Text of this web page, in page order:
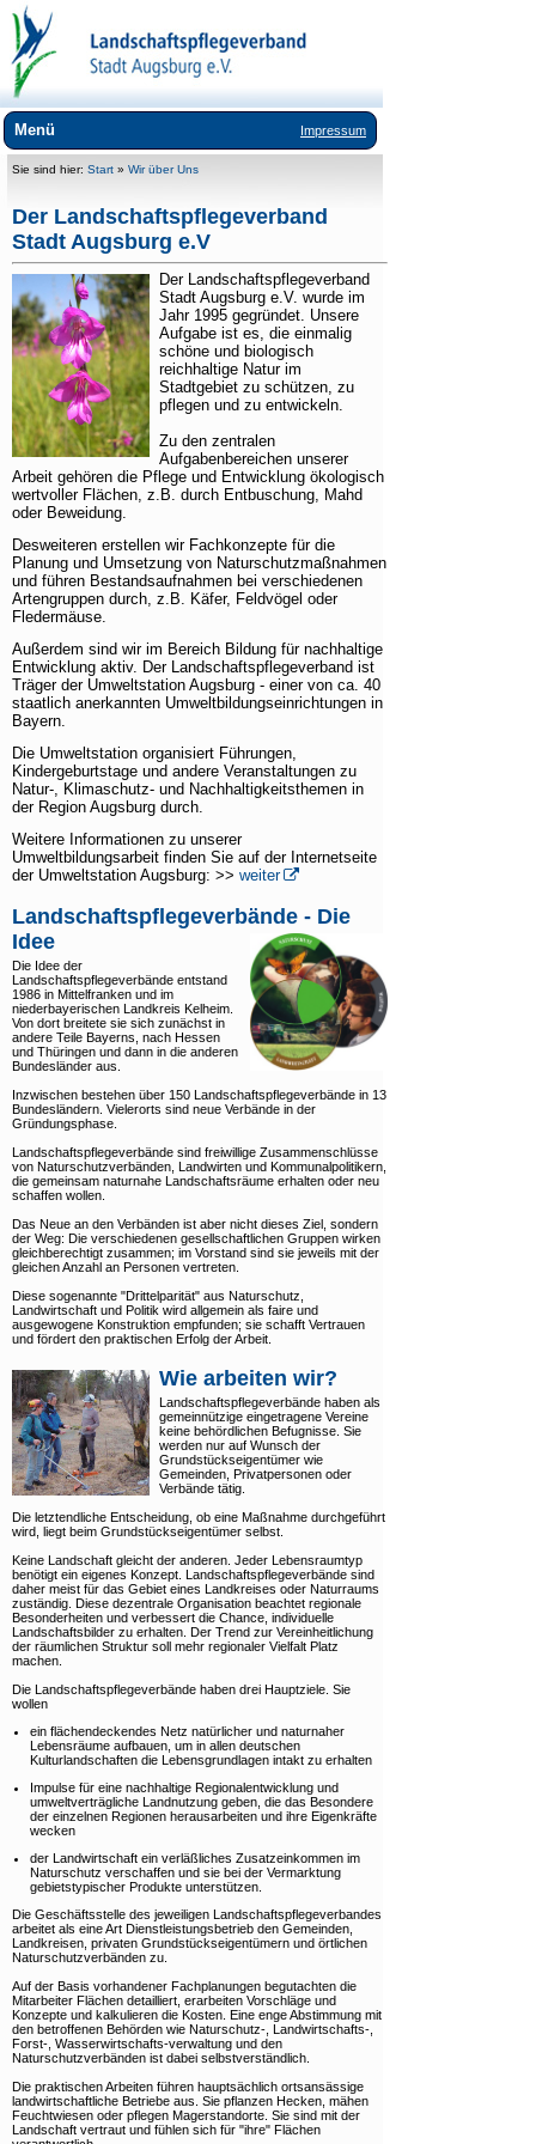
Impressum
Menü
Wir über uns
Team
Vorstand
Videobotschaften 25 Jahre LPVA
Mitgliedschaft
Aktuelles
Landschaftspflege
Umweltbildung
Lebensräume
Arten
Downloads
Links
Sie sind hier: Start » Wir über Uns
Der Landschaftspflegeverband
Stadt Augsburg e.V
Der Landschaftspflegeverband
Stadt Augsburg e.V. wurde im
Jahr 1995 gegründet. Unsere
Aufgabe ist es, die einmalig
schöne und biologisch
reichhaltige Natur im
Stadtgebiet zu schützen, zu
pflegen und zu entwickeln.
Zu den zentralen
Aufgabenbereichen unserer
Arbeit gehören die Pflege und Entwicklung ökologisch
wertvoller Flächen, z.B. durch Entbuschung, Mahd
oder Beweidung.
Desweiteren erstellen wir Fachkonzepte für die
Planung und Umsetzung von Naturschutzmaßnahmen
und führen Bestandsaufnahmen bei verschiedenen
Artengruppen durch, z.B. Käfer, Feldvögel oder
Fledermäuse.
Außerdem sind wir im Bereich Bildung für nachhaltige
Entwicklung aktiv. Der Landschaftspflegeverband ist
Träger der Umweltstation Augsburg - einer von ca. 40
staatlich anerkannten Umweltbildungseinrichtungen in
Bayern.
Die Umweltstation organisiert Führungen,
Kindergeburtstage und andere Veranstaltungen zu
Natur-, Klimaschutz- und Nachhaltigkeitsthemen in
der Region Augsburg durch.
Weitere Informationen zu unserer
Umweltbildungsarbeit finden Sie auf der Internetseite
der Umweltstation Augsburg: >> weiter
Landschaftspflegeverbände - Die
Idee
Die Idee der
Landschaftspflegeverbände entstand
1986 in Mittelfranken und im
niederbayerischen Landkreis Kelheim.
Von dort breitete sie sich zunächst in
andere Teile Bayerns, nach Hessen
und Thüringen und dann in die anderen
Bundesländer aus.
Inzwischen bestehen über 150 Landschaftspflegeverbände in 13
Bundesländern. Vielerorts sind neue Verbände in der
Gründungsphase.
Landschaftspflegeverbände sind freiwillige Zusammenschlüsse
von Naturschutzverbänden, Landwirten und Kommunalpolitikern,
die gemeinsam naturnahe Landschaftsräume erhalten oder neu
schaffen wollen.
Das Neue an den Verbänden ist aber nicht dieses Ziel, sondern
der Weg: Die verschiedenen gesellschaftlichen Gruppen wirken
gleichberechtigt zusammen; im Vorstand sind sie jeweils mit der
gleichen Anzahl an Personen vertreten.
Diese sogenannte "Drittelparität" aus Naturschutz,
Landwirtschaft und Politik wird allgemein als faire und
ausgewogene Konstruktion empfunden; sie schafft Vertrauen
und fördert den praktischen Erfolg der Arbeit.
Wie arbeiten wir?
Landschaftspflegeverbände haben als
gemeinnützige eingetragene Vereine
keine behördlichen Befugnisse. Sie
werden nur auf Wunsch der
Grundstückseigentümer wie
Gemeinden, Privatpersonen oder
Verbände tätig.
Die letztendliche Entscheidung, ob eine Maßnahme durchgeführt
wird, liegt beim Grundstückseigentümer selbst.
Keine Landschaft gleicht der anderen. Jeder Lebensraumtyp
benötigt ein eigenes Konzept. Landschaftspflegeverbände sind
daher meist für das Gebiet eines Landkreises oder Naturraums
zuständig. Diese dezentrale Organisation beachtet regionale
Besonderheiten und verbessert die Chance, individuelle
Landschaftsbilder zu erhalten. Der Trend zur Vereinheitlichung
der räumlichen Struktur soll mehr regionaler Vielfalt Platz
machen.
Die Landschaftspflegeverbände haben drei Hauptziele. Sie
wollen
ein flächendeckendes Netz natürlicher und naturnaher
Lebensräume aufbauen, um in allen deutschen
Kulturlandschaften die Lebensgrundlagen intakt zu erhalten
Impulse für eine nachhaltige Regionalentwicklung und
umweltverträgliche Landnutzung geben, die das Besondere
der einzelnen Regionen herausarbeiten und ihre Eigenkräfte
wecken
der Landwirtschaft ein verläßliches Zusatzeinkommen im
Naturschutz verschaffen und sie bei der Vermarktung
gebietstypischer Produkte unterstützen.
Die Geschäftsstelle des jeweiligen Landschaftspflegeverbandes
arbeitet als eine Art Dienstleistungsbetrieb den Gemeinden,
Landkreisen, privaten Grundstückseigentümern und örtlichen
Naturschutzverbänden zu.
Auf der Basis vorhandener Fachplanungen begutachten die
Mitarbeiter Flächen detailliert, erarbeiten Vorschläge und
Konzepte und kalkulieren die Kosten. Eine enge Abstimmung mit
den betroffenen Behörden wie Naturschutz-, Landwirtschafts-,
Forst-, Wasserwirtschafts-verwaltung und den
Naturschutzverbänden ist dabei selbstverständlich.
Die praktischen Arbeiten führen hauptsächlich ortsansässige
landwirtschaftliche Betriebe aus. Sie pflanzen Hecken, mähen
Feuchtwiesen oder pflegen Magerstandorte. Sie sind mit der
Landschaft vertraut und fühlen sich für "ihre" Flächen